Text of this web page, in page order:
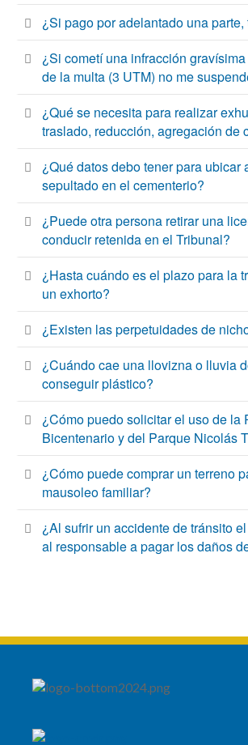
¿Si pago por adelantado una
¿Si cometí una infracción
de la multa (3 UTM) no me
¿Qué se necesita para realizar
traslado, reducción, agregación de
¿Qué datos debo tener para ubicar
sepultado en el cementerio?
¿Puede otra persona retirar una
conducir retenida en el Tribunal?
¿Hasta cuándo es el plazo para la
un exhorto?
¿Existen las perpetuidades de
¿Cuándo cae una llovizna o lluvia
conseguir plástico?
¿Cómo puedo solicitar el uso de la
Bicentenario y del Parque Nicolás
¿Cómo puede comprar un terreno
mausoleo familiar?
¿Al sufrir un accidente de tránsito
al responsable a pagar los daños